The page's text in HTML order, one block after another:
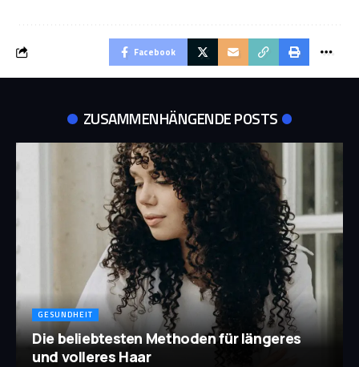
Facebook
ZUSAMMENHÄNGENDE POSTS
GESUNDHEIT
Die beliebtesten Methoden für längeres
und volleres Haar